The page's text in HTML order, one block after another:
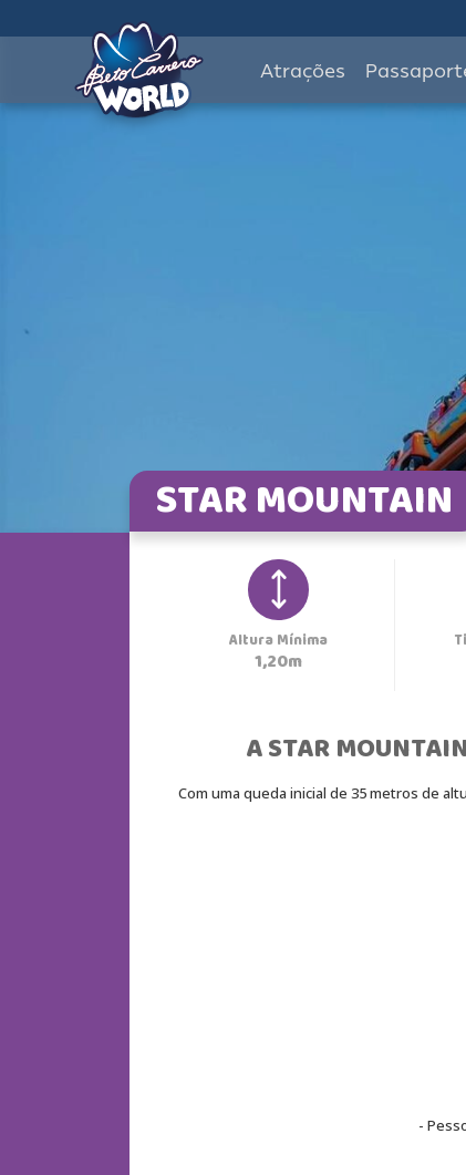
Atrações
STAR MOUNTAIN
Altura Mínima
1,20m
A STAR
Com uma queda inicial de 35 metros de
-